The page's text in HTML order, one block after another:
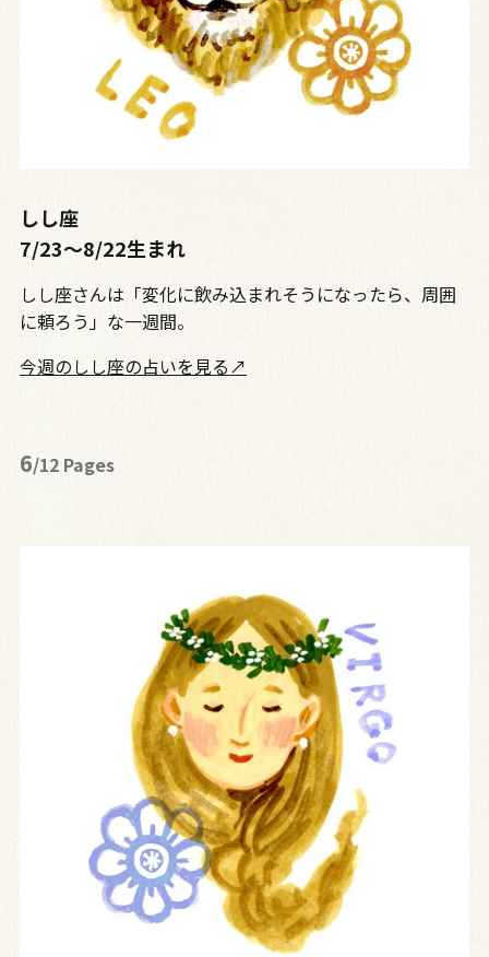
しし座
7/23〜8/22生まれ
しし座さんは「変化に飲み込まれそうになったら、周囲
に頼ろう」な一週間。
今週のしし座の占いを見る↗
6/12 Pages